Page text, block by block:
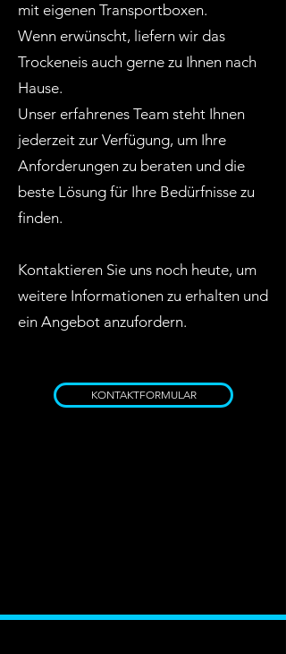
mit eigenen Transportboxen.
Wenn erwünscht, liefern wir das
Trockeneis auch gerne zu Ihnen nach
Hause.
Unser erfahrenes Team steht Ihnen
jederzeit zur Verfügung, um Ihre
Anforderungen zu beraten und die
beste Lösung für Ihre Bedürfnisse zu
finden.
Kontaktieren Sie uns noch heute, um
weitere Informationen zu erhalten und
ein Angebot anzufordern.
KONTAKTFORMULAR